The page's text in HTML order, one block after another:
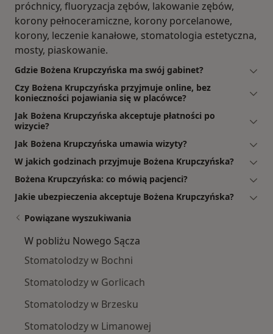
próchnicy, fluoryzacja zębów, lakowanie zębów,
korony pełnoceramiczne, korony porcelanowe,
korony, leczenie kanałowe, stomatologia estetyczna,
mosty, piaskowanie.
Gdzie Bożena Krupczyńska ma swój gabinet?
Czy Bożena Krupczyńska przyjmuje online, bez
konieczności pojawiania się w placówce?
Jak Bożena Krupczyńska akceptuje płatności po
wizycie?
Jak Bożena Krupczyńska umawia wizyty?
W jakich godzinach przyjmuje Bożena Krupczyńska?
Bożena Krupczyńska: co mówią pacjenci?
Jakie ubezpieczenia akceptuje Bożena Krupczyńska?
Powiązane wyszukiwania
W pobliżu Nowego Sącza
Stomatolodzy w Bochni
Stomatolodzy w Gorlicach
Stomatolodzy w Brzesku
Stomatolodzy w Limanowej